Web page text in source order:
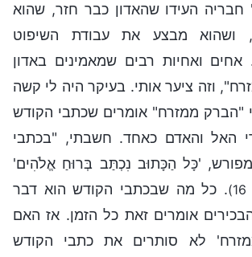
העידו שהאדון כבר חזר, שהוא
ושהוא מבצע את עבודת השיפוט
אחים ואחיות רבים שמאמינים באדון
וזה ציער אותי. בעיקר היה לי קשה
"הברק ממזרח" אומרים שכתבי הקודש
האל והאדם כאחד. חשבתי, "בכתבי
'כָּל הַכָּתוּב נִכְתַּב בְּרוּחַ אֱלֹהִים'
. כל מה שבכתבי הקודש הוא דבר
אומרים זאת כל הזמן. אז האם
לא סותרים את כתבי הקודש